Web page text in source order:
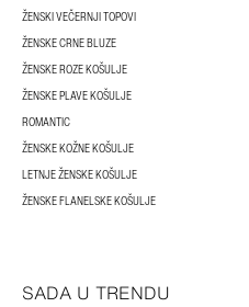
ŽENSKI VEČERNJI TOPOVI
ŽENSKE CRNE BLUZE
ŽENSKE ROZE KOŠULJE
ŽENSKE PLAVE KOŠULJE
ROMANTIC
ŽENSKE KOŽNE KOŠULJE
LETNJE ŽENSKE KOŠULJE
ŽENSKE FLANELSKE KOŠULJE
SADA U TRENDU